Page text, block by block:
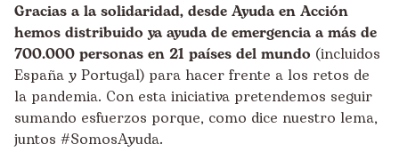
Gracias a la solidaridad, desde Ayuda en Acción
hemos distribuido ya ayuda de emergencia a más de
700.000 personas en 21 países del mundo (incluidos
España y Portugal) para hacer frente a los retos de
la pandemia. Con esta iniciativa pretendemos seguir
sumando esfuerzos porque, como dice nuestro lema,
juntos #SomosAyuda.